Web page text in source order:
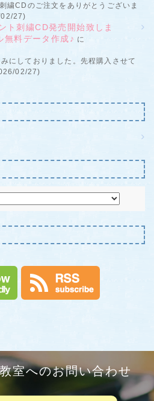
繍CDのご注文をありがとうございま
27)
刺繍CD発売開始致しま
料データ作成♪ に
にしておりました。先程購入させて
02/27)
室へのお問い合わせ